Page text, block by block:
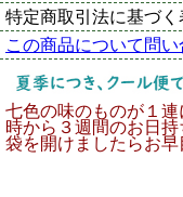
特定商取引法に基づく
この商品について問い
七色の味のものが１
時から３週間のお日持
袋を開けましたらお